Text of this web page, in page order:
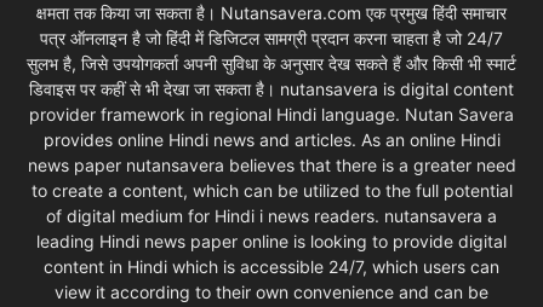
क्षमता तक किया जा सकता है। Nutansavera.com एक प्रमुख हिंदी समाचार
पत्र ऑनलाइन है जो हिंदी में डिजिटल सामग्री प्रदान करना चाहता है जो 24/7
सुलभ है, जिसे उपयोगकर्ता अपनी सुविधा के अनुसार देख सकते हैं और किसी भी स्मार्ट
डिवाइस पर कहीं से भी देखा जा सकता है। nutansavera is digital content
provider framework in regional Hindi language. Nutan Savera
provides online Hindi news and articles. As an online Hindi
news paper nutansavera believes that there is a greater need
to create a content, which can be utilized to the full potential
of digital medium for Hindi i news readers. nutansavera a
leading Hindi news paper online is looking to provide digital
content in Hindi which is accessible 24/7, which users can
view it according to their own convenience and can be